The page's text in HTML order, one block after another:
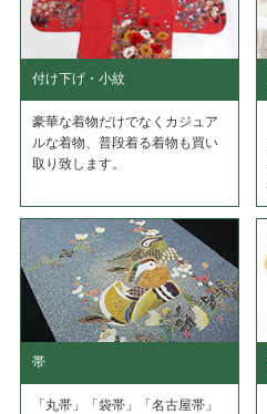
付け下げ・小紋
豪華な着物だけでなくカジュア
ルな着物、普段着る着物も買い
取り致します。
帯
「丸帯」「袋帯」「名古屋帯」